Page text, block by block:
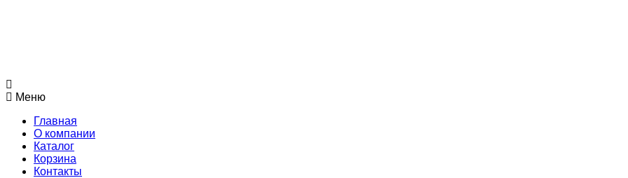
Меню
Главная
О компании
Каталог
Корзина
Контакты